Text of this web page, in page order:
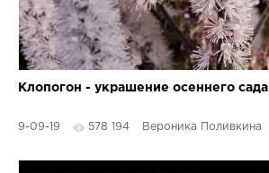
Клопогон - украшение осеннего сада
9-09-19 578 194 Вероника Поливкина